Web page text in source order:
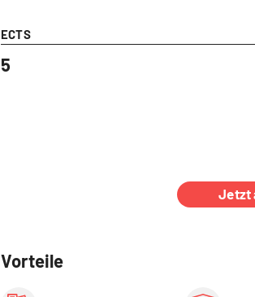
ECTS
5
Jetzt
Vorteile